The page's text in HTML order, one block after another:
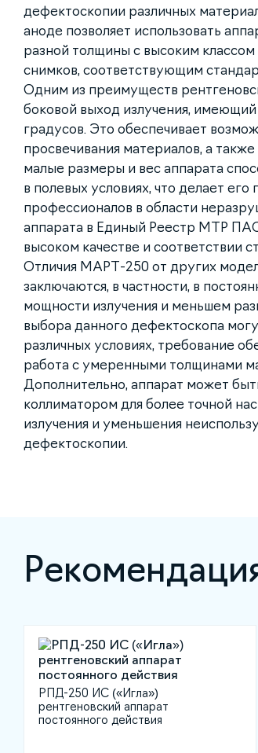
дефектоскопии различных
аноде позволяет использовать
разной толщины с высоким классом
снимков, соответствующим
Одним из преимуществ
боковой выход излучения,
градусов. Это обеспечивает
просвечивания материалов, а
малые размеры и вес аппарата
в полевых условиях, что делает
профессионалов в области
аппарата в Единый Реестр МТР
высоком качестве и соответствии
Отличия МАРТ-250 от других
заключаются, в частности, в
мощности излучения и меньшем
выбора данного дефектоскопа
различных условиях, требование
работа с умеренными толщинами
Дополнительно, аппарат может
коллиматором для более точной
излучения и уменьшения
дефектоскопии.
РПД-250 ИС («Игла»)
рентгеновский аппарат
постоянного действия